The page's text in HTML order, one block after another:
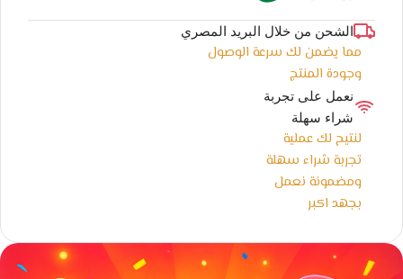
الشحن من خلال البريد المصري
مما يضمن لك سرعة الوصول
وجودة المنتج
نعمل على تجربة
شراء سهلة
لنتيح لك عملية
تجربة شراء سهلة
ومضمونة نعمل
بجهد اكبر